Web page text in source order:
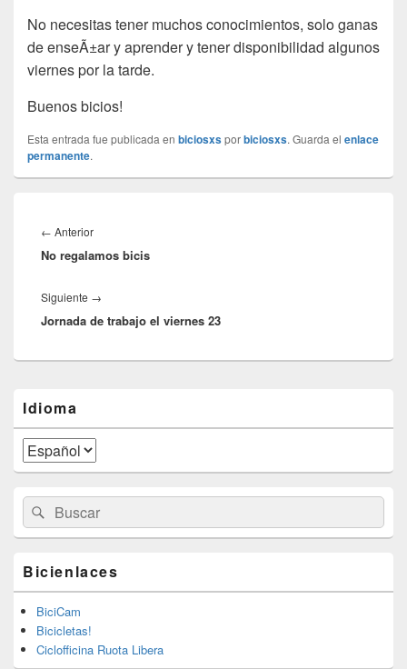
No necesitas tener muchos conocimientos, solo ganas
de enseÃ±ar y aprender y tener disponibilidad algunos
viernes por la tarde.
Buenos bicios!
Esta entrada fue publicada en biciosxsporbiciosxs. Guarda el enlace
permanente.
de
entradas
← Anterior
anterior:
No regalamos bicis
Siguiente →
entrada:
Jornada de trabajo el viernes 23
área
de
widget
barra
lateral
primaria
Idioma
Buscar
por:
Buscar
Bicienlaces
BiciCam
Bicicletas!
Ciclofficina Ruota Libera